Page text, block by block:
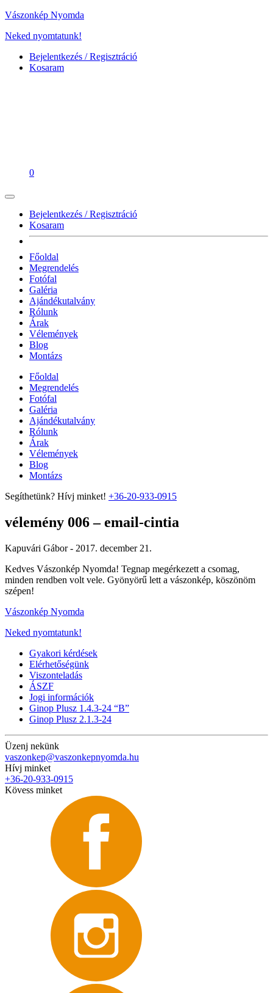
Vászonkép Nyomda
Neked nyomtatunk!
Bejelentkezés / Regisztráció
Kosaram
0
Bejelentkezés / Regisztráció
Kosaram
Főoldal
Megrendelés
Fotófal
Galéria
Ajándékutalvány
Rólunk
Árak
Vélemények
Blog
Montázs
Főoldal
Megrendelés
Fotófal
Galéria
Ajándékutalvány
Rólunk
Árak
Vélemények
Blog
Montázs
Segíthetünk? Hívj minket! +36-20-933-0915
vélemény 006 – email-cintia
Kapuvári Gábor - 2017. december 21.
Kedves Vászonkép Nyomda! Tegnap megérkezett a csomag,
minden rendben volt vele. Gyönyörű lett a vászonkép, köszönöm
szépen!
Vászonkép Nyomda
Neked nyomtatunk!
Gyakori kérdések
Elérhetőségünk
Viszonteladás
ÁSZF
Jogi információk
Ginop Plusz 1.4.3-24 “B”
Ginop Plusz 2.1.3-24
Üzenj nekünk
vaszonkep@vaszonkepnyomda.hu
Hívj minket
+36-20-933-0915
Kövess minket